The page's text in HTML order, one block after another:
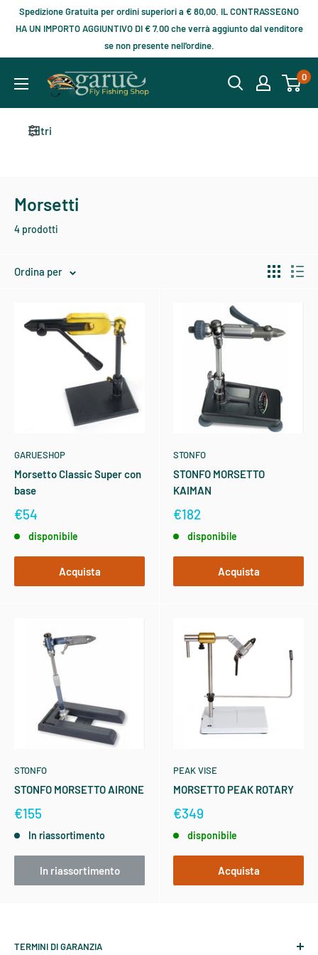
Spedizione Gratuita per ordini superiori a € 80,00. IL CONTRASSEGNO
HA UN IMPORTO AGGIUNTIVO DI € 7.00 che verrà aggiunto dal venditore
se non presente nell'ordine.
0
Filtri
Morsetti
4 prodotti
Ordina per
GARUESHOP
Morsetto Classic Super con
base
€54
disponibile
Acquista
STONFO
STONFO MORSETTO
KAIMAN
€182
disponibile
Acquista
STONFO
STONFO MORSETTO AIRONE
€155
In riassortimento
In riassortimento
PEAK VISE
MORSETTO PEAK ROTARY
€349
disponibile
Acquista
TERMINI DI GARANZIA